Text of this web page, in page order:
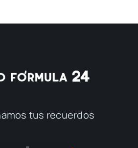
tus recuerdos